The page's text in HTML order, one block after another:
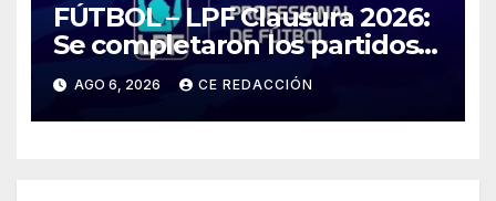
FÚTBOL – LPF Clausura 2026:
Se completaron los partidos
pendientes Fecha 2:
Boca/Estudiantes,
Tigre/Belgrano y Unión/Lanús
AGO 6, 2026 CE REDACCIÓN